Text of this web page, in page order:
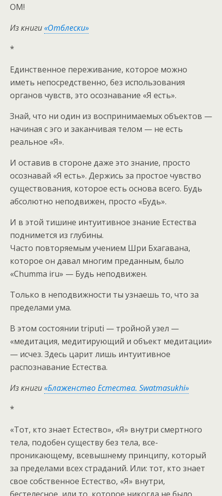
ОМ!
Из книги«Отблески»
*
Единственное переживание, которое можно
иметь непосредственно, без использования
органов чувств, это осознавание «Я есть».
Знай, что ни один из воспринимаемых объектов —
начиная с эго и заканчивая телом — не есть
реальное «Я».
И оставив в стороне даже это знание, просто
осознавай «Я есть». Держись за простое чувство
существования, которое есть основа всего. Будь
абсолютно неподвижен, просто «Будь».
И в этой тишине интуитивное знание Естества
поднимется из глубины.
Часто повторяемым учением Шри Бхагавана,
которое он давал многим преданным, было
«Сhumma iru» — Будь неподвижен.
Только в неподвижности ты узнаешь то, что за
пределами ума.
В этом состоянии triputi — тройной узел —
«медитация, медитирующий и объект медитации»
— исчез. Здесь царит лишь интуитивное
распознавание Естества.
Из книги«Блаженство Естества. Swatmasukhi»
*
«Тот, кто знает Естество», «Я» внутри смертного
тела, подобен существу без тела, все-
проникающему, всевышнему принципу, который
за пределами всех страданий. Или: тот, кто знает
свое собственное Естество, «Я» внутри,